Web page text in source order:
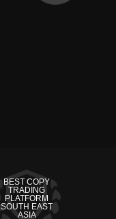
BEST COPY
TRADING
PLATFORM
SOUTH EAST
ASIA